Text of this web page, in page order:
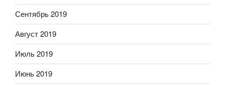
Сентябрь 2019
Август 2019
Июль 2019
Июнь 2019